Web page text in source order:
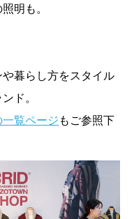
明も。
暮らし方をスタイル
ド。
一覧ページもご参照下